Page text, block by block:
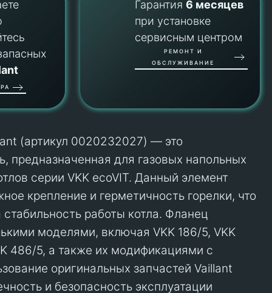
Гарантия6 месяцев
при установке
сервисным центром
РЕМОНТ И
ОБСЛУЖИВАНИЕ
(артикул 0020232027) — это
предназначенная для газовых напольных
серии VKK ecoVIT. Данный элемент
крепление и герметичность горелки, что
работы котла. Фланец
моделями, включая VKK 186/5, VKK
486/5, а также их модификациями с
оригинальных запчастей Vaillant
и безопасность эксплуатации